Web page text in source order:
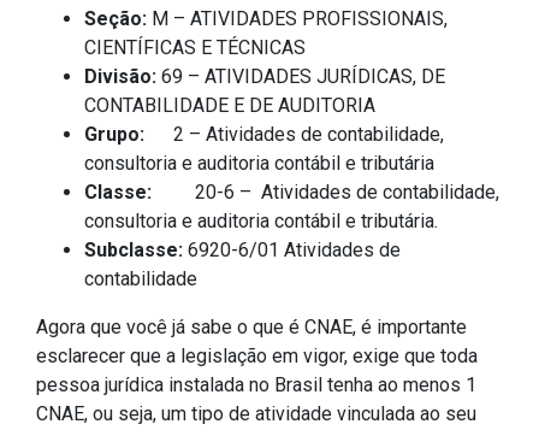
Seção: M – ATIVIDADES PROFISSIONAIS,
CIENTÍFICAS E TÉCNICAS
Divisão: 69 – ATIVIDADES JURÍDICAS, DE
CONTABILIDADE E DE AUDITORIA
Grupo:
2 – Atividades de contabilidade,
consultoria e auditoria contábil e tributária
Classe:
20-6 – Atividades de contabilidade,
consultoria e auditoria contábil e tributária.
Subclasse: 6920-6/01 Atividades de
contabilidade
Agora que você já sabe o que é CNAE, é importante
esclarecer que a legislação em vigor, exige que toda
pessoa jurídica instalada no Brasil tenha ao menos 1
CNAE, ou seja, um tipo de atividade vinculada ao seu